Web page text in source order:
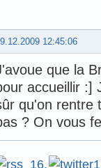
12:45:06
que la
accueillir :]
qu'on rentre
? On vous